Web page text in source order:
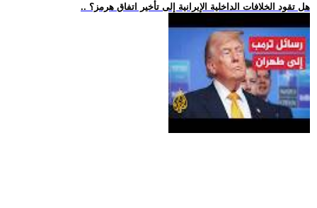
.. هل تقود الخلافات الداخلية الإيرانية إلى تأخير اتفاق هرمز؟